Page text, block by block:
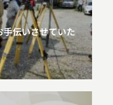
伝いさせていた